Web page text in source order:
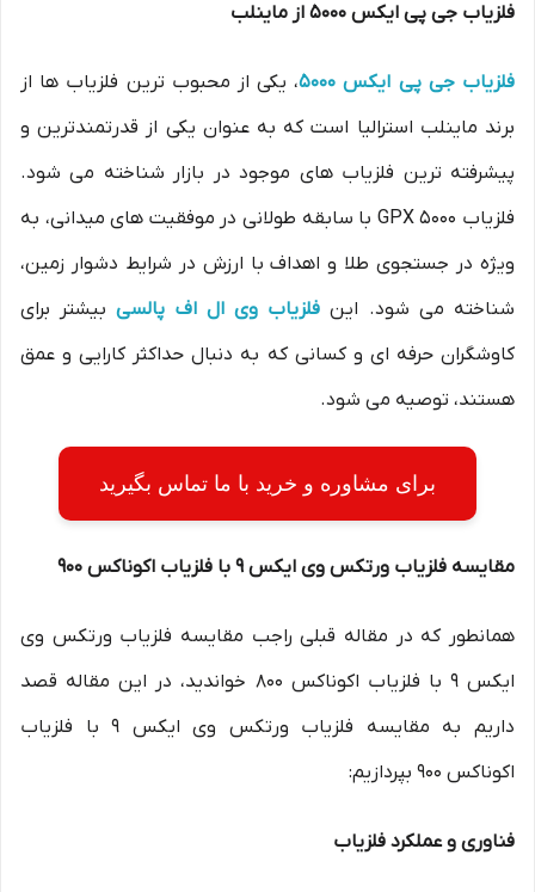
فلزیاب جی پی ایکس 5000 از ماینلب
فلزیاب جی پی ایکس 5000
، یکی از محبوب ترین فلزیاب ها از
برند ماینلب استرالیا است که به عنوان یکی از قدرتمندترین و
پیشرفته ترین فلزیاب های موجود در بازار شناخته می شود.
فلزیاب GPX 5000 با سابقه طولانی در موفقیت های میدانی، به
ویژه در جستجوی طلا و اهداف با ارزش در شرایط دشوار زمین،
شناخته می شود. این فلزیاب وی ال اف پالسیبیشتر برای
کاوشگران حرفه ای و کسانی که به دنبال حداکثر کارایی و عمق
هستند، توصیه می شود.
برای مشاوره و خرید با ما تماس بگیرید
مقایسه فلزیاب ورتکس وی ایکس 9 با فلزیاب اکوناکس 900
همانطور که در مقاله قبلی راجب مقایسه فلزیاب ورتکس وی
ایکس 9 با فلزیاب اکوناکس 800 خواندید، در این مقاله قصد
داریم به مقایسه فلزیاب ورتکس وی ایکس 9 با فلزیاب
اکوناکس 900 بپردازیم:
فناوری و عملکرد فلزیاب